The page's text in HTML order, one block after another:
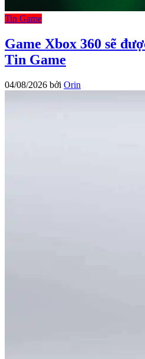
Tin Game
Game Xbox 360 sẽ
Tin Game
04/08/2026 bởi Orin